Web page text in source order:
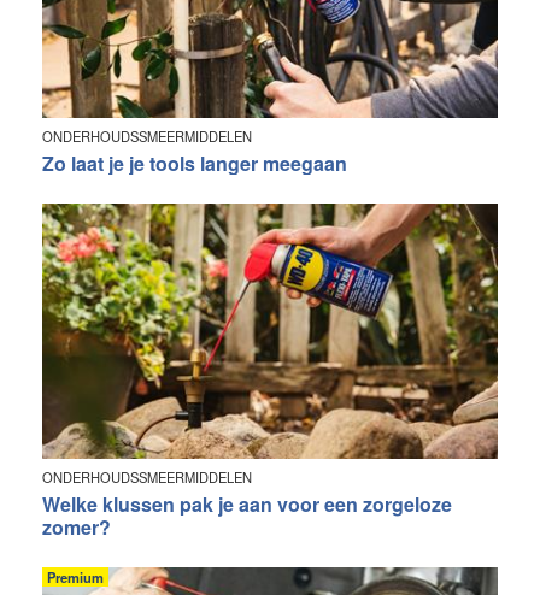
ONDERHOUDSSMEERMIDDELEN
Zo laat je je tools langer meegaan
ONDERHOUDSSMEERMIDDELEN
Welke klussen pak je aan voor een zorgeloze
zomer?
Premium